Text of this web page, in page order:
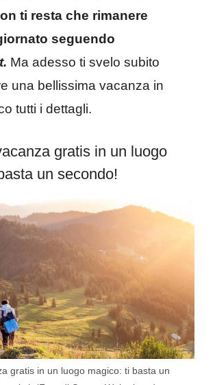
ti resta che rimanere
seguendo
Ma adesso ti svelo subito
una bellissima vacanza in
tutti i dettagli.
gratis in un luogo
un secondo!
gratis in un luogo magico: ti basta un